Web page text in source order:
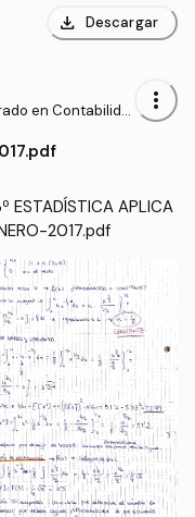
download Descargar
en Contabilida
more_vert
APLICA
2017.pdf